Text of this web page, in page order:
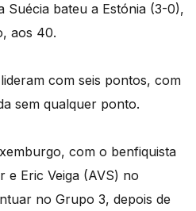
Suécia bateu a Estónia (3-0),
aos 40.
com seis pontos, com
sem qualquer ponto.
com o benfiquista
e Eric Veiga (AVS) no
no Grupo 3, depois de